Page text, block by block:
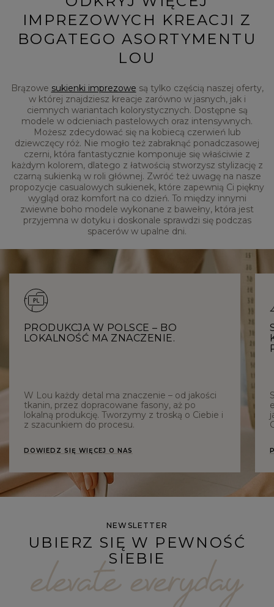
IMPREZOWYCH KREACJI Z
BOGATEGO ASORTYMENTU
LOU
Brązowe sukienki imprezowe są tylko częścią naszej oferty,
w której znajdziesz kreacje zarówno w jasnych, jak i
ciemnych wariantach kolorystycznych. Dostępne są
modele w odcieniach pastelowych oraz intensywnych.
Możesz zdecydować się na kobiecą czerwień lub
dziewczęcy róż. Nie mogło też zabraknąć ponadczasowej
czerni, która fantastycznie komponuje się właściwie z
każdym kolorem, dlatego z łatwością stworzysz stylizację z
czarną sukienką w roli głównej. Zwróć też uwagę na nasze
propozycje casualowych sukienek, które zapewnią Ci piękny
wygląd oraz komfort na co dzień. To między innymi
zwiewne boho modele wykonane z bawełny, która jest
przyjemna w dotyku i doskonale sprawdzi się podczas
spacerów w upalne dni.
PRODUKCJA W POLSCE – BO
LOKALNOŚĆ MA ZNACZENIE.
W Lou każdy detal ma znaczenie – od jakości
tkanin, przez dopracowane fasony, aż po
lokalną produkcję. Tworzymy z troską o Ciebie i
z szacunkiem do procesu.
DOWIEDZ SIĘ WIĘCEJ O NAS
NEWSLETTER
UBIERZ SIĘ W PEWNOŚĆ
SIEBIE